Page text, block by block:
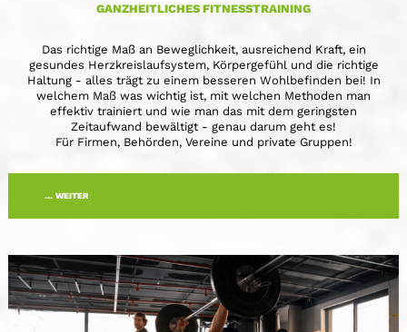
GANZHEITLICHES FITNESSTRAINING
Das richtige Maß an Beweglichkeit, ausreichend Kraft, ein
gesundes Herzkreislaufsystem, Körpergefühl und die richtige
Haltung - alles trägt zu einem besseren Wohlbefinden bei! In
welchem Maß was wichtig ist, mit welchen Methoden man
effektiv trainiert und wie man das mit dem geringsten
Zeitaufwand bewältigt - genau darum geht es!
Für Firmen, Behörden, Vereine und private Gruppen!
... WEITER